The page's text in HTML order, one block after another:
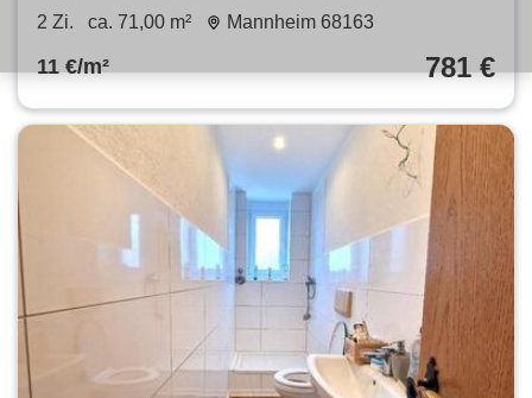
m²
2 Zi. ca. 71,00 m² Mannheim 68163
11 €/m² 781 €